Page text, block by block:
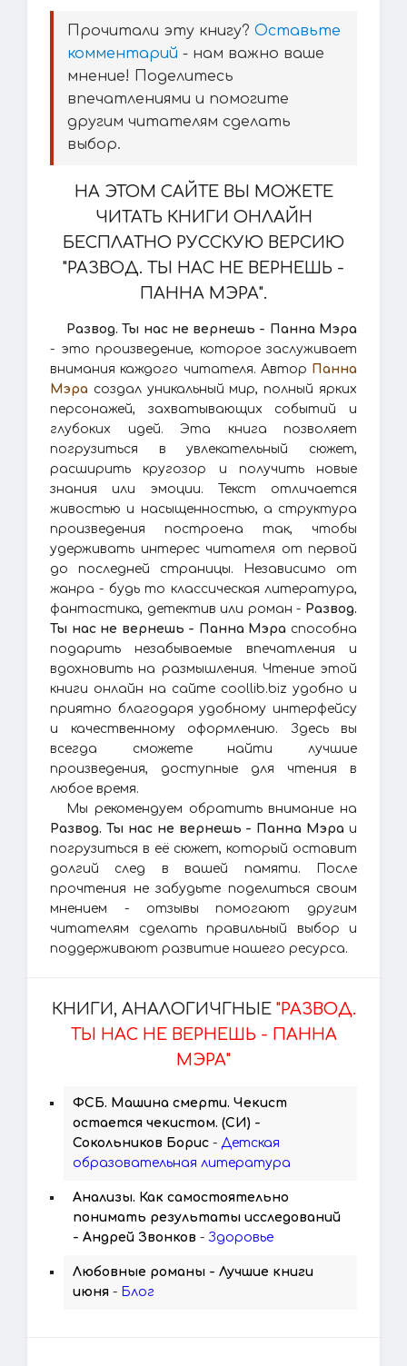
Прочитали эту книгу? Оставьте
комментарий - нам важно ваше
мнение! Поделитесь
впечатлениями и помогите
другим читателям сделать
выбор.
НА ЭТОМ САЙТЕ ВЫ МОЖЕТЕ
ЧИТАТЬ КНИГИ ОНЛАЙН
БЕСПЛАТНО РУССКУЮ ВЕРСИЮ
"РАЗВОД. ТЫ НАС НЕ ВЕРНЕШЬ -
ПАННА МЭРА".
Развод. Ты нас не вернешь - Панна Мэра
- это произведение, которое заслуживает
внимания каждого читателя. Автор Панна
Мэра создал уникальный мир, полный ярких
персонажей, захватывающих событий и
глубоких идей. Эта книга позволяет
погрузиться в увлекательный сюжет,
расширить кругозор и получить новые
знания или эмоции. Текст отличается
живостью и насыщенностью, а структура
произведения построена так, чтобы
удерживать интерес читателя от первой
до последней страницы. Независимо от
жанра - будь то классическая литература,
фантастика, детектив или роман - Развод.
Ты нас не вернешь - Панна Мэра способна
подарить незабываемые впечатления и
вдохновить на размышления. Чтение этой
книги онлайн на сайте coollib.biz удобно и
приятно благодаря удобному интерфейсу
и качественному оформлению. Здесь вы
всегда сможете найти лучшие
произведения, доступные для чтения в
любое время.
Мы рекомендуем обратить внимание на
Развод. Ты нас не вернешь - Панна Мэра и
погрузиться в её сюжет, который оставит
долгий след в вашей памяти. После
прочтения не забудьте поделиться своим
мнением - отзывы помогают другим
читателям сделать правильный выбор и
поддерживают развитие нашего ресурса.
КНИГИ, АНАЛОГИЧГНЫЕ "РАЗВОД.
ТЫ НАС НЕ ВЕРНЕШЬ - ПАННА
МЭРА"
ФСБ. Машина смерти. Чекист
остается чекистом. (СИ) -
Сокольников Борис - Детская
образовательная литература
Анализы. Как самостоятельно
понимать результаты исследований
- Андрей Звонков - Здоровье
Любовные романы - Лучшие книги
июня - Блог